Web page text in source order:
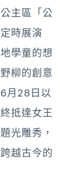
主區「公
時展演
學童的想
柳的創意
月28日以
抵達女王
光雕秀，
越古今的